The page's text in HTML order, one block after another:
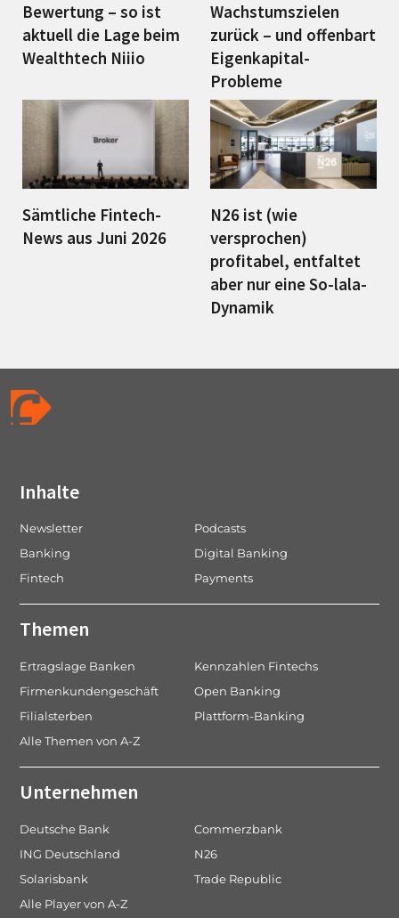
Bewertung – so ist
aktuell die Lage beim
Wealthtech Niiio
Wachstumszielen
zurück – und offenbart
Eigenkapital-
Probleme
Sämtliche Fintech-
News aus Juni 2026
N26 ist (wie
versprochen)
profitabel, entfaltet
aber nur eine So-lala-
Dynamik
Inhalte
Newsletter
Podcasts
Banking
Digital Banking
Fintech
Payments
Themen
Ertragslage Banken
Kennzahlen Fintechs
Firmenkundengeschäft
Open Banking
Filialsterben
Plattform-Banking
Alle Themen von A-Z
Unternehmen
Deutsche Bank
Commerzbank
ING Deutschland
N26
Solarisbank
Trade Republic
Alle Player von A-Z